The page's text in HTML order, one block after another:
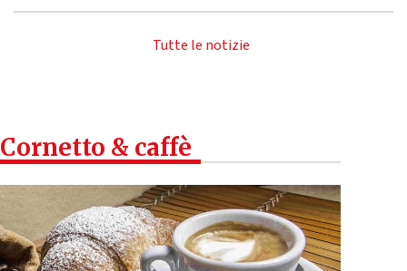
Tutte le notizie
Cornetto & caffè